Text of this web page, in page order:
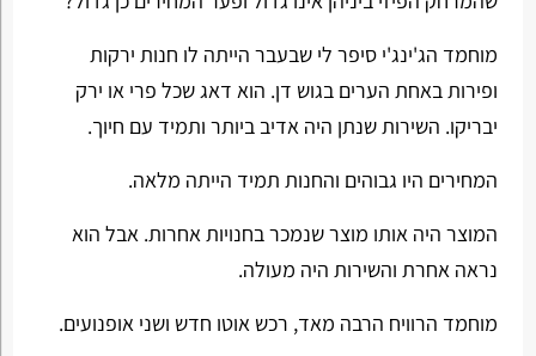
מוחמד הג'ינג'י סיפר לי שבעבר הייתה לו חנות ירקות
ופירות באחת הערים בגוש דן. הוא דאג שכל פרי או ירק
יבריקו. השירות שנתן היה אדיב ביותר ותמיד עם חיוך.
המחירים היו גבוהים והחנות תמיד הייתה מלאה.
המוצר היה אותו מוצר שנמכר בחנויות אחרות. אבל הוא
נראה אחרת והשירות היה מעולה.
מוחמד הרוויח הרבה מאד, רכש אוטו חדש ושני אופנועים.